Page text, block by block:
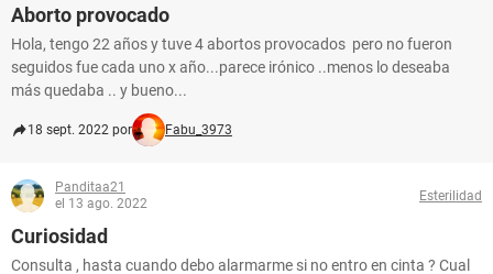
Aborto provocado
Hola, tengo 22 años y tuve 4 abortos provocados pero no fueron
seguidos fue cada uno x año...parece irónico ..menos lo deseaba
más quedaba .. y bueno...
18 sept. 2022 por Fabu_3973
Panditaa21
el 13 ago. 2022
Esterilidad
Curiosidad
Consulta , hasta cuando debo alarmarme si no entro en cinta ? Cual